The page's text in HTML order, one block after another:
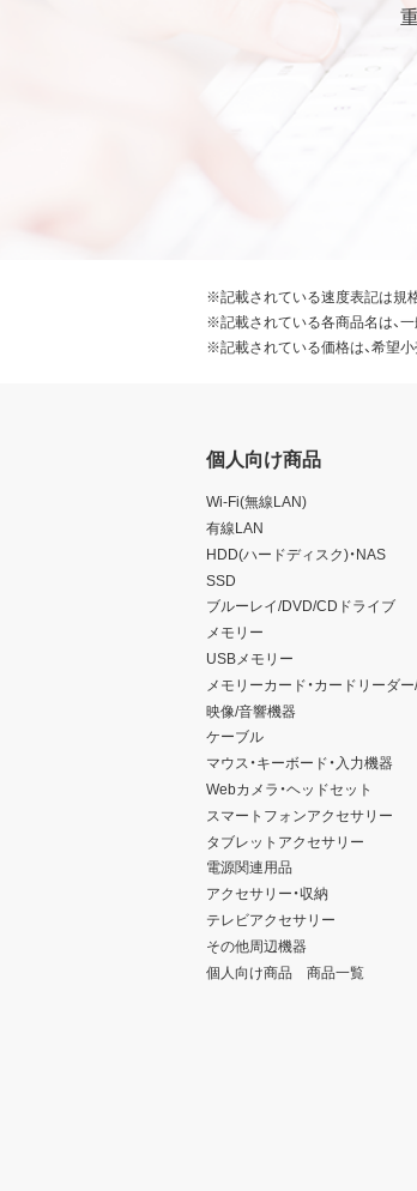
※記載されている速度表記は規
※記載されている各商品名は、
※記載されている価格は、希望小
個人向け商品
Wi-Fi(無線LAN)
有線LAN
HDD(ハードディスク)・NAS
SSD
ブルーレイ/DVD/CDドライブ
メモリー
USBメモリー
メモリーカード・カードリーダ
映像/音響機器
ケーブル
マウス・キーボード・入力機器
Webカメラ・ヘッドセット
スマートフォンアクセサリー
タブレットアクセサリー
電源関連用品
アクセサリー・収納
テレビアクセサリー
その他周辺機器
個人向け商品 商品一覧